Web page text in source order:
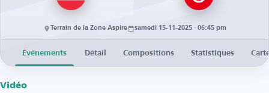
Terrain de la Zone Aspire samedi 15-11-2025 · 06:45 pm
Événements Détail Compositions Statistiques
Vidéo